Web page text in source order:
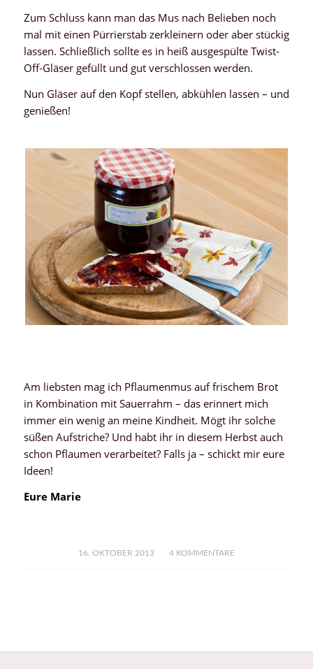
Zum Schluss kann man das Mus nach Belieben noch
mal mit einen Pürrierstab zerkleinern oder aber stückig
lassen. Schließlich sollte es in heiß ausgespülte Twist-
Off-Gläser gefüllt und gut verschlossen werden.
Nun Gläser auf den Kopf stellen, abkühlen lassen – und
genießen!
Am liebsten mag ich Pflaumenmus auf frischem Brot
in Kombination mit Sauerrahm – das erinnert mich
immer ein wenig an meine Kindheit. Mögt ihr solche
süßen Aufstriche? Und habt ihr in diesem Herbst auch
schon Pflaumen verarbeitet? Falls ja – schickt mir eure
Ideen!
Eure Marie
16. OKTOBER 2013
/ 4 KOMMENTARE